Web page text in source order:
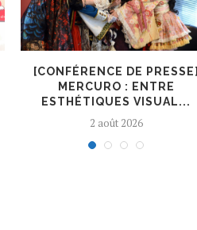
[CONFÉRENCE DE PRESSE]
MERCURO : ENTRE
ESTHÉTIQUES VISUAL...
2 août 2026